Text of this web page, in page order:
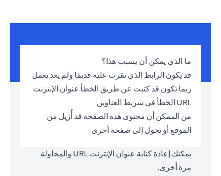
ما الذي يمكن أن يسبب هذا؟
قد يكون الرابط الذي نقرت عليه قديمًا ولم يعد يعمل
ربما تكون قد كتبت عن طريق الخطأ عنوان الإنترنت
URL الخطأ في شريط العناوين
من الممكن أن محتوى هذه الصفحة قد أُزيل من
الموقع أو تحول إلى صفحة أخرى
يمكنك إعادة كتابة عنوان الإنترنت URL والمحاولة
مرة أخرى.